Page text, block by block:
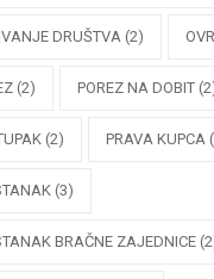
DRUŠTVA (2)
(2) POREZ NA DOBIT
(2) PRAVA KUPCA
(3)
BRAČNE ZAJEDNICE